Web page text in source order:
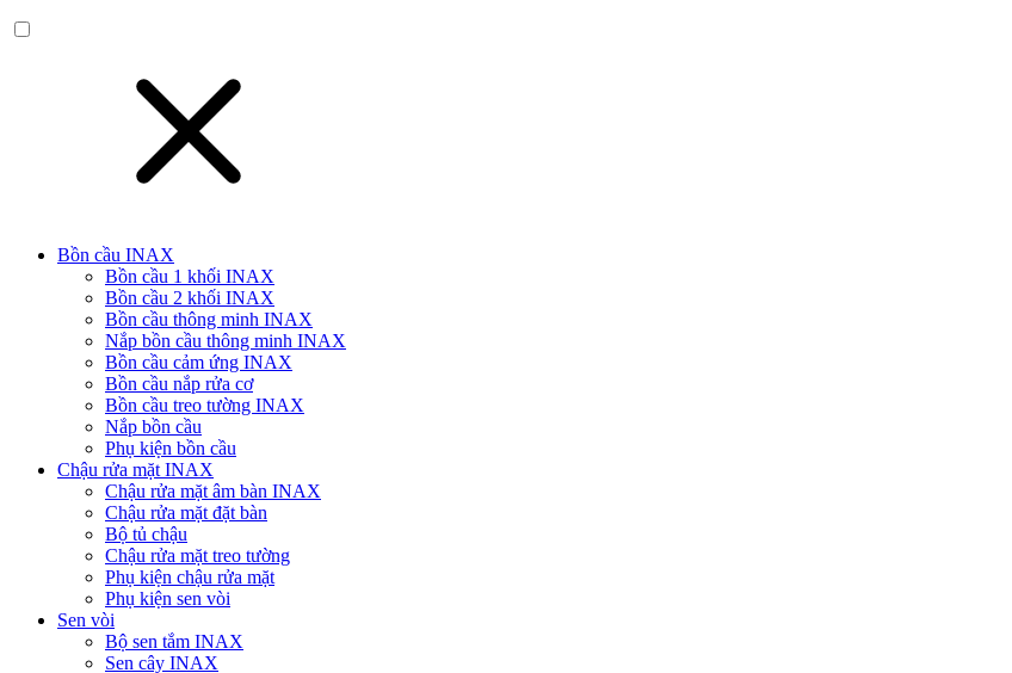
Bồn cầu INAX
Bồn cầu 1 khối INAX
Bồn cầu 2 khối INAX
Bồn cầu thông minh INAX
Nắp bồn cầu thông minh INAX
Bồn cầu cảm ứng INAX
Bồn cầu nắp rửa cơ
Bồn cầu treo tường INAX
Nắp bồn cầu
Phụ kiện bồn cầu
Chậu rửa mặt INAX
Chậu rửa mặt âm bàn INAX
Chậu rửa mặt đặt bàn
Bộ tủ chậu
Chậu rửa mặt treo tường
Phụ kiện chậu rửa mặt
Phụ kiện sen vòi
Sen vòi
Bộ sen tắm INAX
Sen cây INAX